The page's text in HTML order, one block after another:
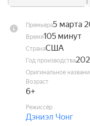
Ол робот
жануарлар
Премьера5 марта
Время105 минут
СтранаСША
Год производства
Оригинальное
Возраст
6+
Режиссёр
Дэниэл Чонг